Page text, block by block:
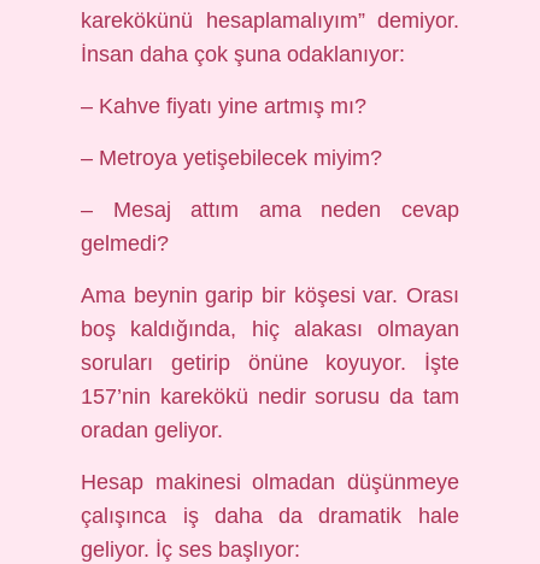
karekökünü hesaplamalıyım” demiyor.
İnsan daha çok şuna odaklanıyor:
– Kahve fiyatı yine artmış mı?
– Metroya yetişebilecek miyim?
– Mesaj attım ama neden cevap
gelmedi?
Ama beynin garip bir köşesi var. Orası
boş kaldığında, hiç alakası olmayan
soruları getirip önüne koyuyor. İşte
157’nin karekökü nedir sorusu da tam
oradan geliyor.
Hesap makinesi olmadan düşünmeye
çalışınca iş daha da dramatik hale
geliyor. İç ses başlıyor: